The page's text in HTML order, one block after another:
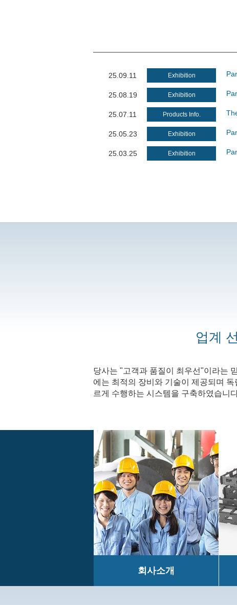
25.09.11 Exhibition
25.08.19 Exhibition
25.07.11 Products Info.
25.05.23 Exhibition
25.03.25 Exhibition
업계
당사는 "고객과 품질이 최우선"이라는
에는 최적의 장비와 기술이 제공되며
르게 수행하는 시스템을 구축하였습니
회사소개